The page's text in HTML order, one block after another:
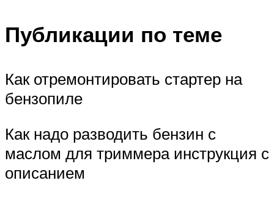
Публикации по теме
Как отремонтировать стартер на
бензопиле
Как надо разводить бензин с
маслом для триммера инструкция с
описанием